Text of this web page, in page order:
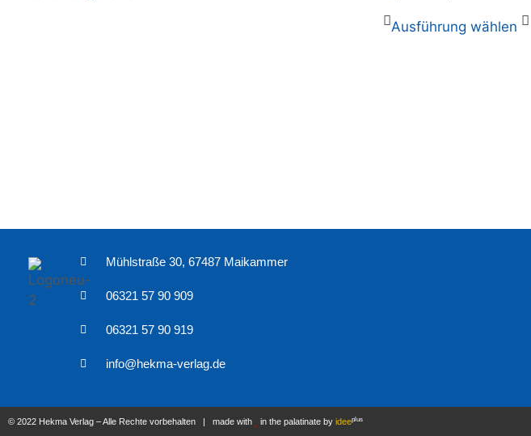
Ausführung wählen
Mühlstraße 30, 67487 Maikammer
06321 57 90 909
06321 57 90 919
info@hekma-verlag.de
© 2022 Hekma Verlag – Alle Rechte vorbehalten | made with in the palatinate by ideeplus